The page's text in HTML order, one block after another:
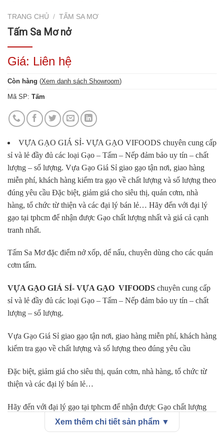
TRANG CHỦ / TẤM SA MƠ
Tấm Sa Mơ nở
Giá: Liên hệ
Còn hàng (Xem danh sách Showroom)
Mã SP: Tấm
VỰA GẠO GIÁ SỈ- VỰA GẠO VIFOODS chuyên cung cấp
sỉ và lẻ đầy đủ các loại Gạo – Tấm – Nếp đảm bảo uy tín – chất
lượng – số lượng. Vựa Gạo Giá Sỉ giao gạo tận nơi, giao hàng
miễn phí, khách hàng kiểm tra gạo về chất lượng và số lượng theo
đúng yêu cầu Đặc biệt, giảm giá cho siêu thị, quán cơm, nhà
hàng, tổ chức từ thiện và các đại lý bán lẻ… Hãy đến với đại lý
gạo tại tphcm để nhận được Gạo chất lượng nhất và giá cả cạnh
tranh nhất.
Tấm Sa Mơđặc điểm nở xốp, dể nấu, chuyên dùng cho các quán
cơm tấm.
VỰA GẠO GIÁ SỈ- VỰA GẠO VIFOODS chuyên cung cấp
sỉ và lẻ đầy đủ các loại Gạo – Tấm – Nếp đảm bảo uy tín – chất
lượng – số lượng.
Vựa Gạo Giá Sỉ giao gạo tận nơi, giao hàng miễn phí, khách hàng
kiểm tra gạo về chất lượng và số lượng theo đúng yêu cầu
Đặc biệt, giảm giá cho siêu thị, quán cơm, nhà hàng, tổ chức từ
thiện và các đại lý bán lẻ…
Hãy đến với đại lý gạo tại tphcm để nhận được Gạo chất lượng
nhất và giá cả cạnh tranh nhất.
Xem thêm chi tiết sản phẩm ▼